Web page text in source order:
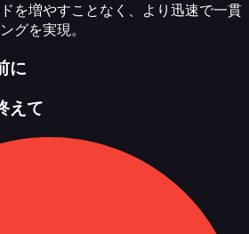
を増やすことなく、より迅速で一貫
グを実現。
に
えて